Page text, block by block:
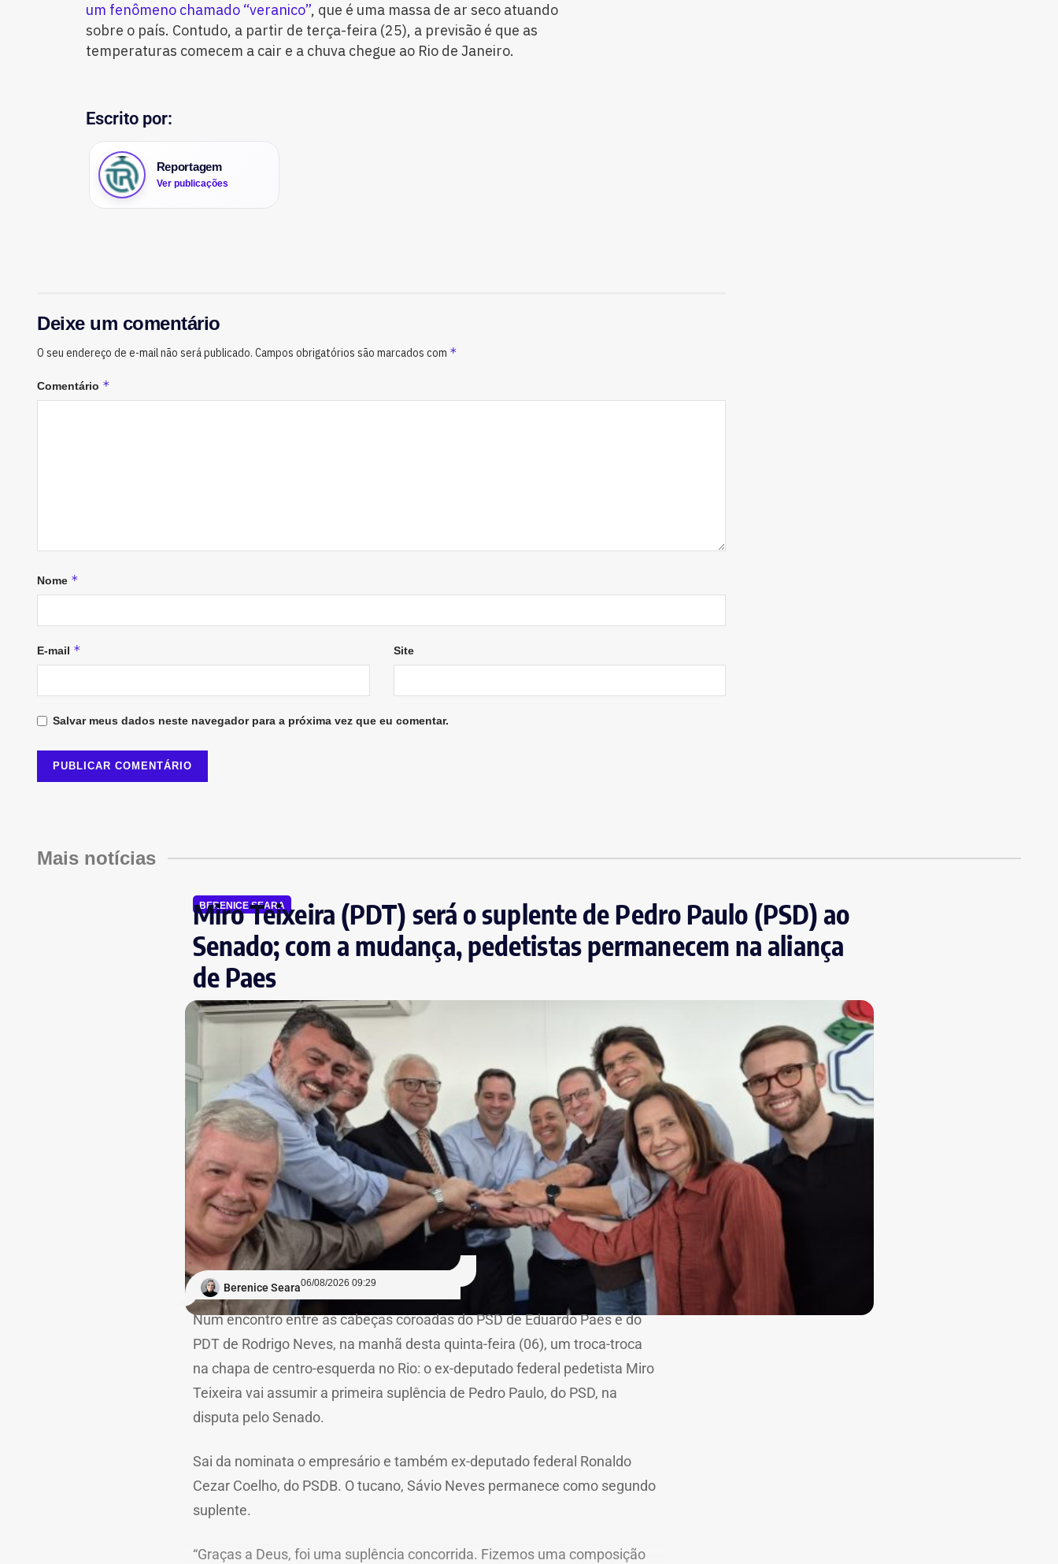
um fenômeno chamado “veranico”, que é uma massa de ar seco atuando
sobre o país. Contudo, a partir de terça-feira (25), a previsão é que as
temperaturas comecem a cair e a chuva chegue ao Rio de Janeiro.
Escrito por:
Reportagem
Ver publicações
Deixe um comentário
O seu endereço de e-mail não será publicado. Campos obrigatórios são marcados com *
Comentário *
Nome *
E-mail * Site
Salvar meus dados neste navegador para a próxima vez que eu comentar.
Mais notícias
BERENICE SEARA
Miro Teixeira (PDT) será o suplente de Pedro Paulo (PSD) ao
Senado; com a mudança, pedetistas permanecem na aliança
de Paes
Berenice Seara06/08/2026 09:29
Num encontro entre as cabeças coroadas do PSD de Eduardo Paes e do
PDT de Rodrigo Neves, na manhã desta quinta-feira (06), um troca-troca
na chapa de centro-esquerda no Rio: o ex-deputado federal pedetista Miro
Teixeira vai assumir a primeira suplência de Pedro Paulo, do PSD, na
disputa pelo Senado.
Sai da nominata o empresário e também ex-deputado federal Ronaldo
Cezar Coelho, do PSDB. O tucano, Sávio Neves permanece como segundo
suplente.
“Graças a Deus, foi uma suplência concorrida. Fizemos uma composição